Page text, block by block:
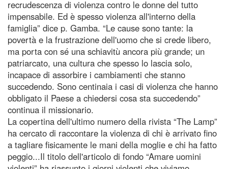
recrudescenza di violenza contro le donne del tutto
impensabile. Ed è spesso violenza all'interno della
famiglia” dice p. Gamba. “Le cause sono tante: la
povertà e la frustrazione dell'uomo che si crede libero,
ma porta con sé una schiavitù ancora più grande; un
patriarcato, una cultura che spesso lo lascia solo,
incapace di assorbire i cambiamenti che stanno
succedendo. Sono centinaia i casi di violenza che hanno
obbligato il Paese a chiedersi cosa sta succedendo”
continua il missionario.
La copertina dell'ultimo numero della rivista “The Lamp”
ha cercato di raccontare la violenza di chi è arrivato fino
a tagliare fisicamente le mani della moglie e chi ha fatto
peggio...Il titolo dell'articolo di fondo “Amare uomini